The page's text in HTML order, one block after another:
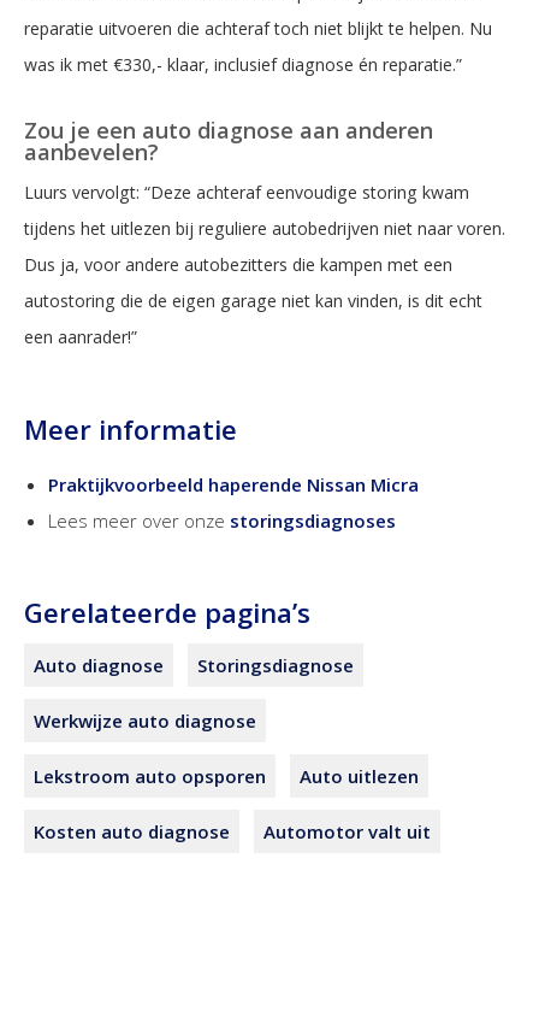
reparatie uitvoeren die achteraf toch niet blijkt te helpen. Nu
was ik met €330,- klaar, inclusief diagnose én reparatie.”
Zou je een auto diagnose aan anderen
aanbevelen?
Luurs vervolgt: “Deze achteraf eenvoudige storing kwam
tijdens het uitlezen bij reguliere autobedrijven niet naar voren.
Dus ja, voor andere autobezitters die kampen met een
autostoring die de eigen garage niet kan vinden, is dit echt
een aanrader!”
Meer informatie
Praktijkvoorbeeld haperende Nissan Micra
Lees meer over onze storingsdiagnoses
Gerelateerde pagina’s
Auto diagnose Storingsdiagnose
Werkwijze auto diagnose
Lekstroom auto opsporen Auto uitlezen
Kosten auto diagnose Automotor valt uit